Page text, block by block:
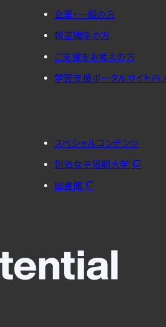
企業・一般の方
報道関係の方
ご支援をお考えの方
学習支援ポータルサイト
スペシャルコンテンツ
創価女子短期大学
図書館